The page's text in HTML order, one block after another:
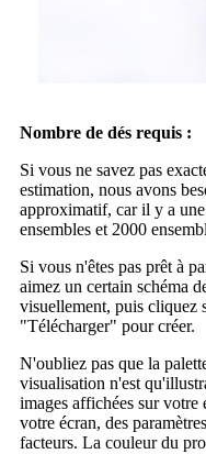
Nombre de dés requis :
Si vous ne savez pas
estimation, nous avons
approximatif, car il y a
ensembles et 2000
Si vous n'êtes pas prêt à
aimez un certain schéma
visuellement, puis cliquez
"Télécharger" pour créer.
N'oubliez pas que la
visualisation n'est
images affichées sur votre
votre écran, des
facteurs. La couleur du